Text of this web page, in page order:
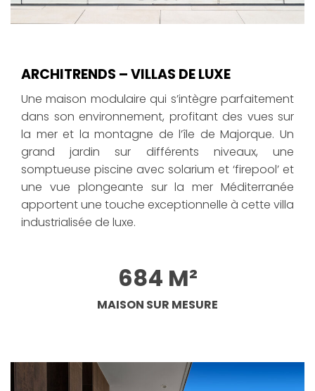
ARCHITRENDS – VILLAS DE LUXE
Une maison modulaire qui s’intègre parfaitement
dans son environnement, profitant des vues sur
la mer et la montagne de l’île de Majorque. Un
grand jardin sur différents niveaux, une
somptueuse piscine avec solarium et ‘firepool’ et
une vue plongeante sur la mer Méditerranée
apportent une touche exceptionnelle à cette villa
industrialisée de luxe.
684 M²
MAISON SUR MESURE